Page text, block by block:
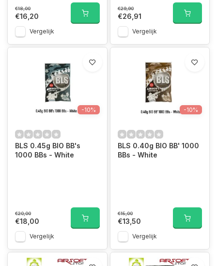
€18,00
€16,20
Vergelijk
€29,90
€26,91
Vergelijk
-10%
BLS 0.45g BIO BB's
1000 BBs - White
€20,00
€18,00
Vergelijk
-10%
BLS 0.40g BIO BB' 1000
BBs - White
€15,00
€13,50
Vergelijk